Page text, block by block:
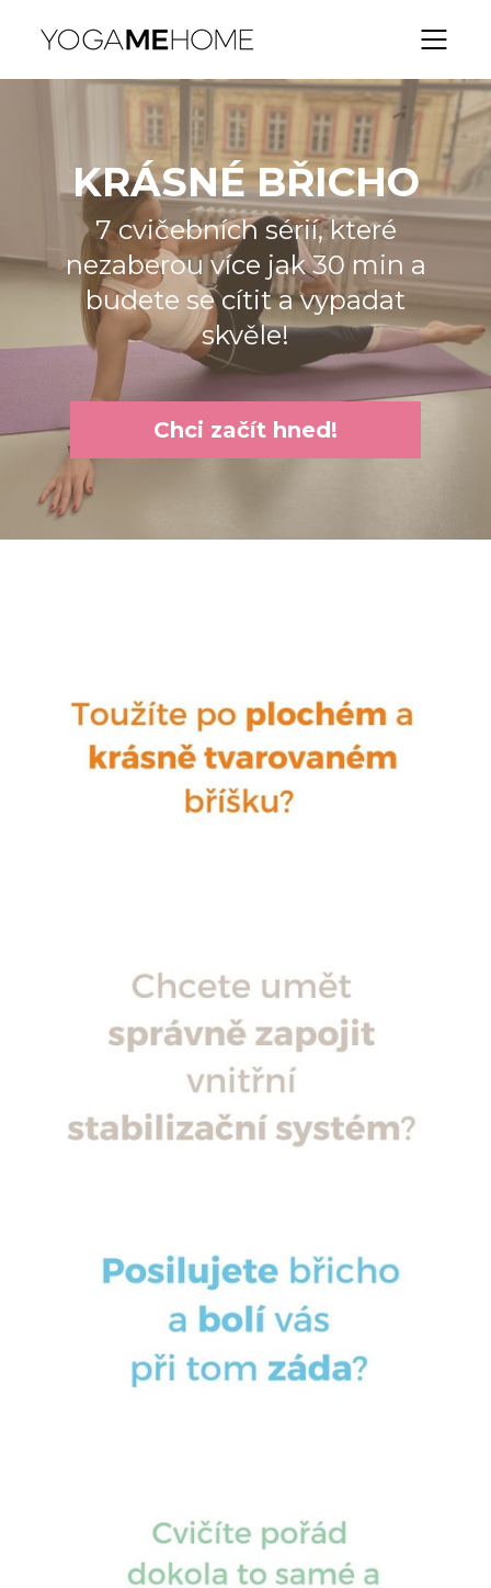
KRÁSNÉ BŘICHO
7 cvičebních sérií, které
nezaberou více jak 30 min a
budete se cítit a vypadat
skvěle!
Chci začít hned!